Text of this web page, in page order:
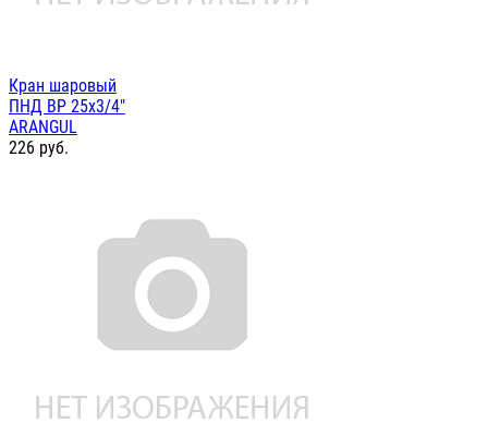
Кран шаровый
ПНД ВР 25х3/4"
ARANGUL
226 руб.